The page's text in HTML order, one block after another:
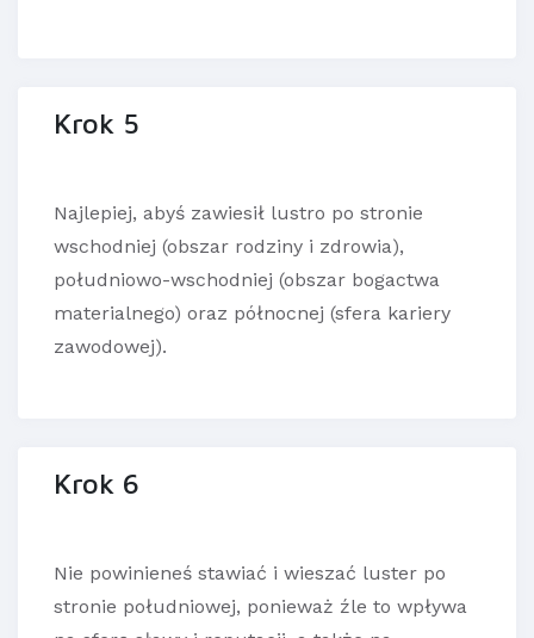
Krok 5
Najlepiej, abyś zawiesił lustro po stronie
wschodniej (obszar rodziny i zdrowia),
południowo-wschodniej (obszar bogactwa
materialnego) oraz północnej (sfera kariery
zawodowej).
Krok 6
Nie powinieneś stawiać i wieszać luster po
stronie południowej, ponieważ źle to wpływa